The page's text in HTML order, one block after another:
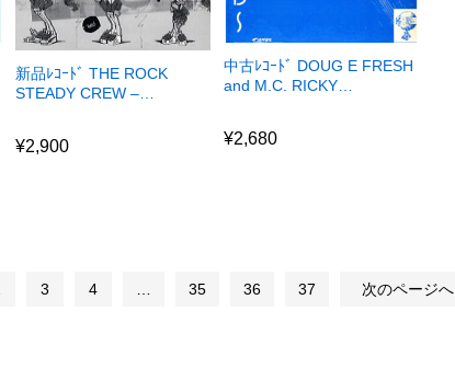
新品ﾚｺｰﾄﾞ THE ROCK
STEADY CREW –…
¥2,900
中古ﾚｺｰﾄﾞ DOUG E FRESH
and M.C. RICKY…
¥2,680
3 4 35 36 37 次のページへ